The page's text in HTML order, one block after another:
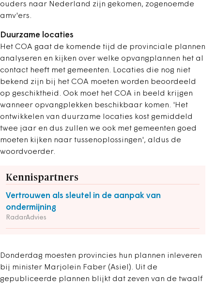
ouders naar Nederland zijn gekomen, zogenoemde
amv'ers.
Duurzame locaties
Het COA gaat de komende tijd de provinciale plannen
analyseren en kijken over welke opvangplannen het al
contact heeft met gemeenten. Locaties die nog niet
bekend zijn bij het COA moeten worden beoordeeld
op geschiktheid. Ook moet het COA in beeld krijgen
wanneer opvangplekken beschikbaar komen. 'Het
ontwikkelen van duurzame locaties kost gemiddeld
twee jaar en dus zullen we ook met gemeenten goed
moeten kijken naar tussenoplossingen', aldus de
woordvoerder.
Kennispartners
Vertrouwen als sleutel in de aanpak van
ondermijning
RadarAdvies
Donderdag moesten provincies hun plannen inleveren
bij minister Marjolein Faber (Asiel). Uit de
gepubliceerde plannen blijkt dat zeven van de twaalf